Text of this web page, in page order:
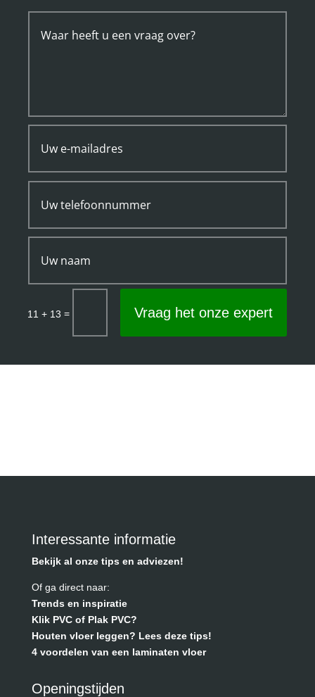
11 + 13 = Vraag het onze expert
Interessante informatie
Bekijk al onze tips en adviezen!
Of ga direct naar:
Trends en inspiratie
Klik PVC of Plak PVC?
Houten vloer leggen? Lees deze tips!
4 voordelen van een laminaten vloer
Openingstijden